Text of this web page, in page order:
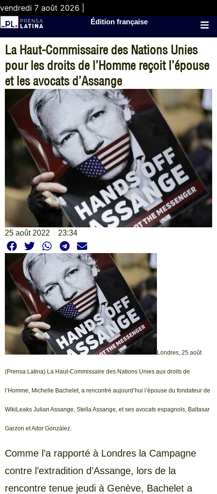
vendredi 7 août 2026 |
Édition française
La Haut-Commissaire des Nations Unies
pour les droits de l’Homme reçoit l’épouse
et les avocats d’Assange
25 août 2022 23:34
Londres, 25 août
(Prensa Latina) La Haut-Commissaire des Nations Unies aux droits de
l’Homme, Michelle Bachelet, a rencontré aujourd’hui l’épouse du fondateur de
WikiLeaks Julian Assange, Stella Assange, et ses avocats espagnols, Baltasar
Garzon et Aitor González.
Comme l’a rapporté à Londres la Campagne
contre l’extradition d’Assange, lors de la
rencontre tenue jeudi à Genève, Bachelet a